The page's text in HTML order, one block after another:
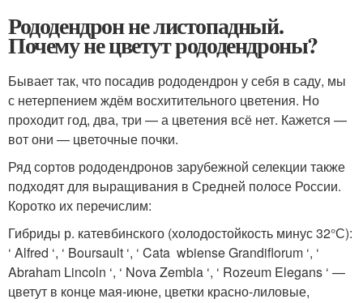
Рододендрон не листопадный.
Почему не цветут рододендроны?
Бывает так, что посадив рододендрон у себя в саду, мы
с нетерпением ждём восхитительного цветения. Но
проходит год, два, три — а цветения всё нет. Кажется —
вот они — цветочные почки.
Ряд сортов рододендронов зарубежной селекции также
подходят для выращивания в Средней полосе России.
Коротко их перечислим:
Гибриды р. катевбинского (холодостой­кость минус 32°С):
‘ Alfred ‘, ‘ Boursault ‘, ‘ Cata ­ wbiense Grandiflorum ‘, ‘
Abraham Lincoln ‘, ‘ Nova Zembla ‘, ‘ Rozeum Elegans ‘ —
цветут в конце мая-июне, цветки красно-лиловые,